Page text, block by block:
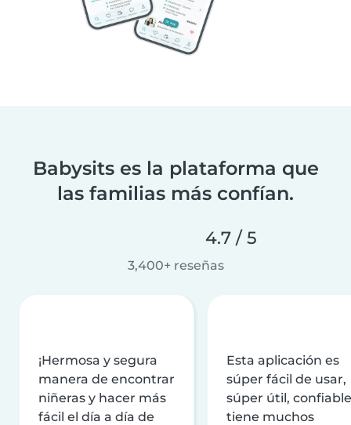
Babysits es la plataforma que
las familias más confían.
4.7 / 5
3,400+ reseñas
¡Hermosa y segura
manera de encontrar
niñeras y hacer más
fácil el día a día de
Esta aplicación es
súper fácil de usar,
súper útil,
tiene muchos